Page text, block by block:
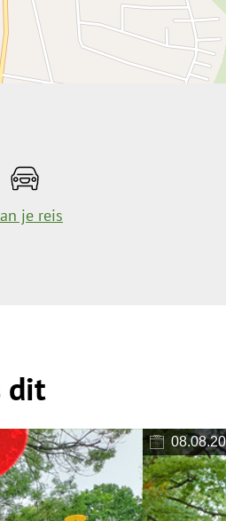
je reis
dit